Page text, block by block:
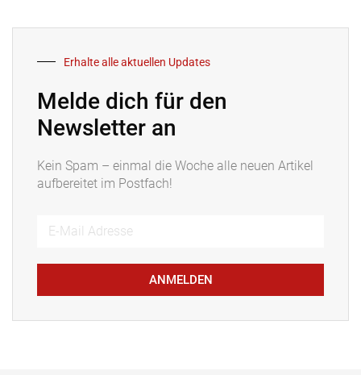
Erhalte alle aktuellen Updates
Melde dich für den
Newsletter an
Kein Spam – einmal die Woche alle neuen Artikel
aufbereitet im Postfach!
ANMELDEN